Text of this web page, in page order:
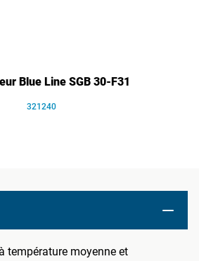
Blue Line SGB 30-F31
321240
température moyenne et